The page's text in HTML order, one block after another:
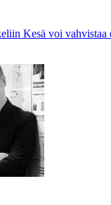
Kesä voi vahvistaa